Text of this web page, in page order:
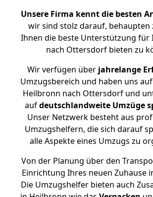
Unsere Firma kennt die besten
wir sind stolz darauf, behaupten
Ihnen die beste Unterstützung für
nach Ottersdorf bieten zu
Wir verfügen überjahrelange
Umzugsbereich und haben uns
Heilbronn nach Ottersdorf und
aufdeutschlandweite Umzüge
Unser Netzwerk besteht aus
Umzugshelfern, die sich darauf
alle Aspekte eines Umzugs zu
Von der Planung über den
Einrichtung Ihres neuen Zuhause
Die Umzugshelfer bieten auch